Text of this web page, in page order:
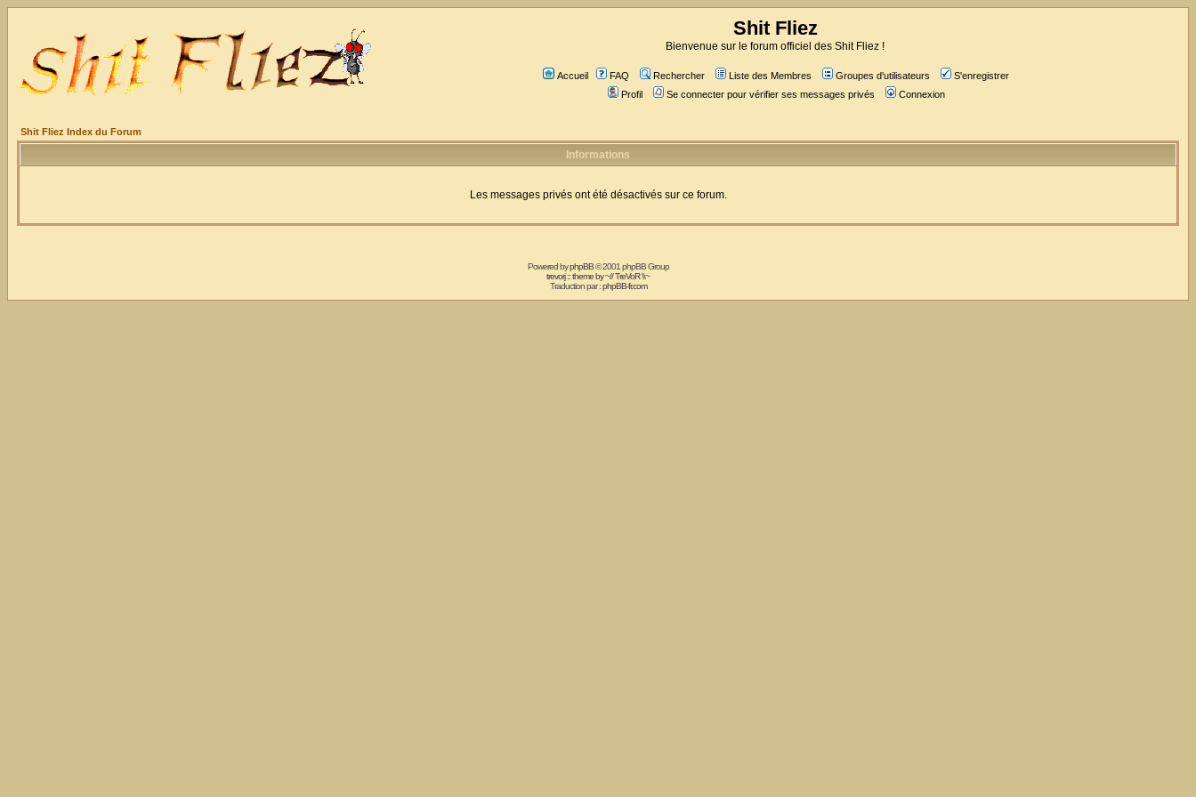
Shit Fliez
Bienvenue sur le forum officiel des Shit Fliez !
Accueil FAQ Rechercher Liste des Membres Groupes d'utilisateurs
S'enregistrer
Profil
Se connecter pour vérifier ses messages privés Connexion
Shit Fliez Index du Forum
Informations
Les messages privés ont été désactivés sur ce forum.
Powered byphpBB© 2001 phpBB Group
trevorj :: theme by ~// TreVoR \\~
Traduction par :phpBB-fr.com